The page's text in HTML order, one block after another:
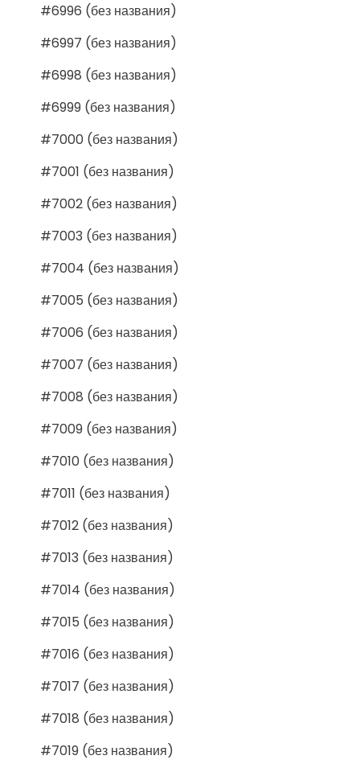
#6996 (без названия)
#6997 (без названия)
#6998 (без названия)
#6999 (без названия)
#7000 (без названия)
#7001 (без названия)
#7002 (без названия)
#7003 (без названия)
#7004 (без названия)
#7005 (без названия)
#7006 (без названия)
#7007 (без названия)
#7008 (без названия)
#7009 (без названия)
#7010 (без названия)
#7011 (без названия)
#7012 (без названия)
#7013 (без названия)
#7014 (без названия)
#7015 (без названия)
#7016 (без названия)
#7017 (без названия)
#7018 (без названия)
#7019 (без названия)